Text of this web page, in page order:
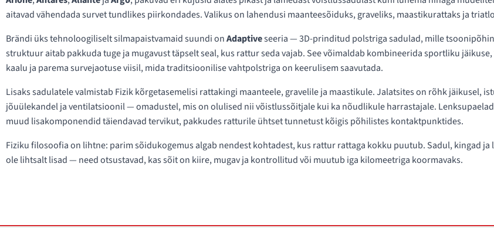
aitavad vähendada survet tundlikes piirkondades. Valikus on lahendusi maanteesõiduks, graveliks, maastikurattaks ja
Brändi üks tehnoloogiliselt silmapaistvamaid suundi onAdaptiveseeria — 3D-prinditud polstriga sadulad, mille
struktuur aitab pakkuda tuge ja mugavust täpselt seal, kus rattur seda vajab. See võimaldab kombineerida sportliku jäikuse,
kaalu ja parema survejaotuse viisil, mida traditsioonilise vahtpolstriga on keerulisem saavutada.
Lisaks sadulatele valmistab Fizik kõrgetasemelisi rattakingi maanteele, gravelile ja maastikule. Jalatsites on rõhk jäikusel,
jõuülekandel ja ventilatsioonil — omadustel, mis on olulised nii võistlussõitjale kui ka nõudlikule harrastajale.
muud lisakomponendid täiendavad tervikut, pakkudes ratturile ühtset tunnetust kõigis põhilistes kontaktpunktides.
Fiziku filosoofia on lihtne: parim sõidukogemus algab nendest kohtadest, kus rattur rattaga kokku puutub. Sadul, kingad ja
ole lihtsalt lisad — need otsustavad, kas sõit on kiire, mugav ja kontrollitud või muutub iga kilomeetriga koormavaks.